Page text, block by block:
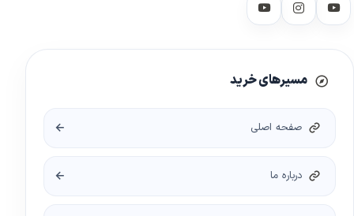
مسیرهای خرید
صفحه اصلی
درباره ما